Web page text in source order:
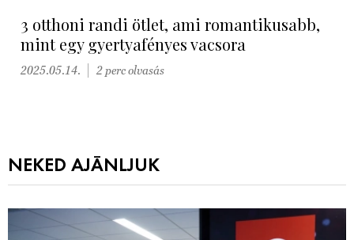
3 otthoni randi ötlet, ami romantikusabb,
mint egy gyertyafényes vacsora
2025.05.14. 2 perc olvasás
NEKED AJÁNLJUK